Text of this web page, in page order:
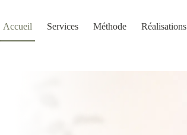
Accueil Services Méthode Réalisations